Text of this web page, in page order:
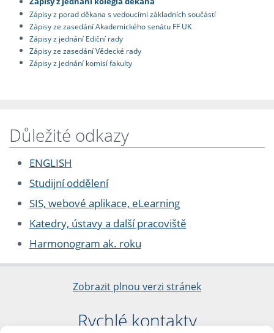
Zápisy z porad děkana s vedoucími základních součástí
Zápisy ze zasedání Akademického senátu FF UK
Zápisy z jednání Ediční rady
Zápisy ze zasedání Vědecké rady
Zápisy z jednání komisí fakulty
Důležité odkazy
ENGLISH
Studijní oddělení
SIS, webové aplikace, eLearning
Katedry, ústavy a další pracoviště
Harmonogram ak. roku
Zobrazit plnou verzi stránek
Rychlé kontakty